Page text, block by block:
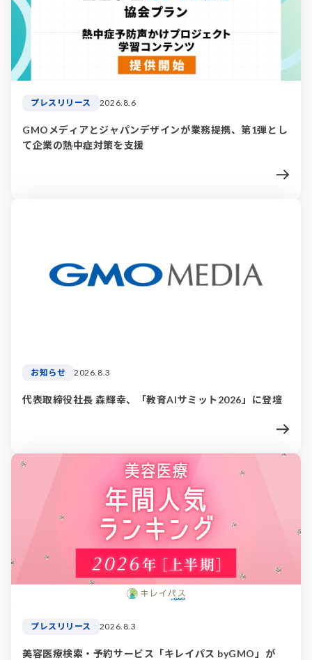
プレスリリース 2026.8.6
GMOメディアとジャパンデザインが業務提携、第1弾とし
て企業の熱中症対策を支援
お知らせ 2026.8.3
代表取締役社長 森輝幸、「教育AIサミット2026」に登壇
プレスリリース 2026.8.3
美容医療検索・予約サービス「キレイパス byGMO」が